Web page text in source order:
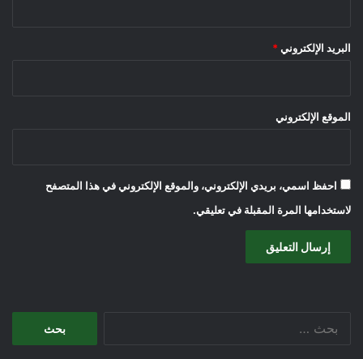
البريد الإلكتروني *
الموقع الإلكتروني
احفظ اسمي، بريدي الإلكتروني، والموقع الإلكتروني في هذا المتصفح
لاستخدامها المرة المقبلة في تعليقي.